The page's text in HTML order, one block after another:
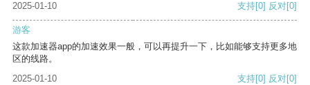
2025-01-10
支持[0] 反对[0]
游客
这款加速器app的加速效果一般，可以再提升一下，比如能够支持更多地
区的线路。
2025-01-10
支持[0] 反对[0]